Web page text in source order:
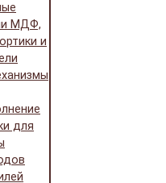
МДФ,
и
для